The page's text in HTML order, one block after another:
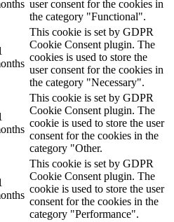
user consent for the cookies in
the category "Functional".
This cookie is set by GDPR
Cookie Consent plugin. The
cookies is used to store the
user consent for the cookies in
the category "Necessary".
This cookie is set by GDPR
Cookie Consent plugin. The
cookie is used to store the user
consent for the cookies in the
category "Other.
This cookie is set by GDPR
Cookie Consent plugin. The
cookie is used to store the user
consent for the cookies in the
category "Performance".